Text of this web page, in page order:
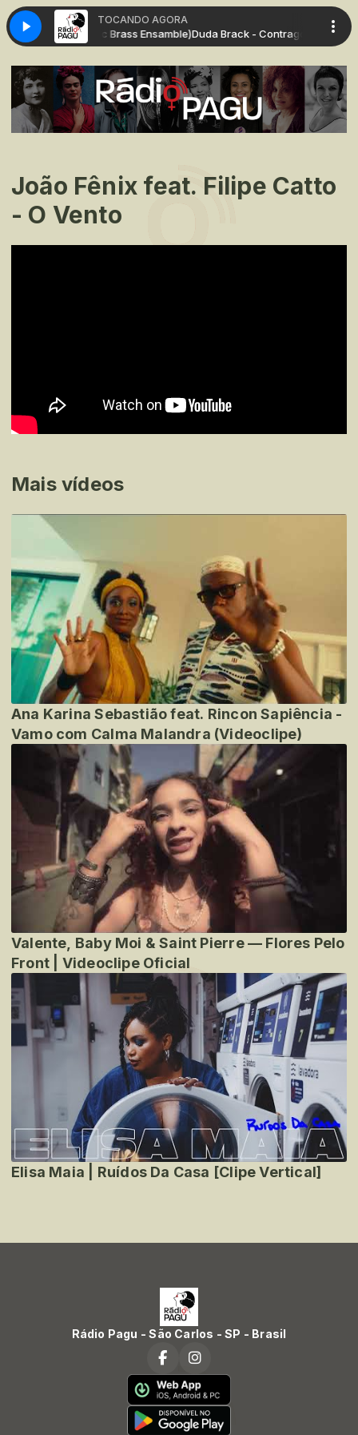
TOCANDO AGORA
Maia & Hypnotic Brass Ensamble)Duda Brack - Contragolpe (Lucio
João Fênix feat. Filipe Catto
- O Vento
Mais vídeos
Ana Karina Sebastião feat. Rincon Sapiência -
Vamo com Calma Malandra (Videoclipe)
Valente, Baby Moi & Saint Pierre — Flores Pelo
Front | Videoclipe Oficial
Elisa Maia | Ruídos Da Casa [Clipe Vertical]
Rádio Pagu - São Carlos - SP - Brasil